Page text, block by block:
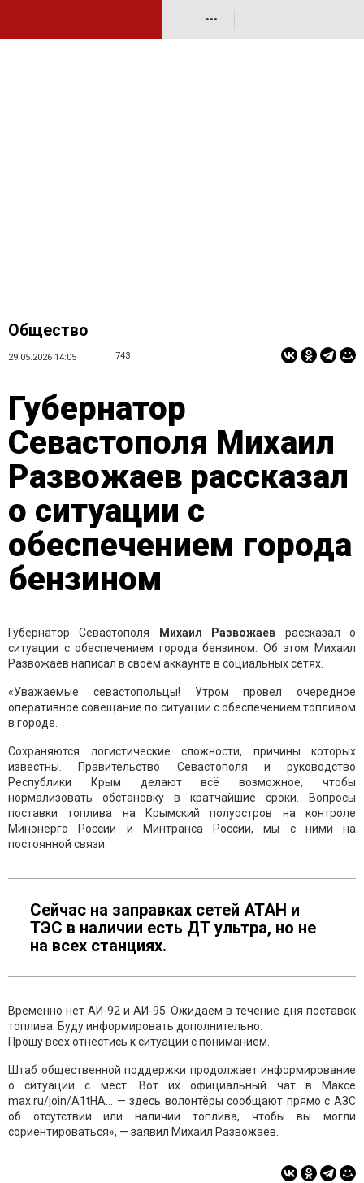
•••
Общество
29.05.2026 14:05 743
Губернатор
Севастополя Михаил
Развожаев рассказал
о ситуации с
обеспечением города
бензином
Губернатор Севастополя Михаил Развожаев рассказал о
ситуации с обеспечением города бензином. Об этом Михаил
Развожаев написал в своем аккаунте в социальных сетях.
«Уважаемые севастопольцы! Утром провел очередное
оперативное совещание по ситуации с обеспечением топливом
в городе.
Сохраняются логистические сложности, причины которых
известны. Правительство Севастополя и руководство
Республики Крым делают всё возможное, чтобы
нормализовать обстановку в кратчайшие сроки. Вопросы
поставки топлива на Крымский полуостров на контроле
Минэнерго России и Минтранса России, мы с ними на
постоянной связи.
Сейчас на заправках сетей АТАН и
ТЭС в наличии есть ДТ ультра, но не
на всех станциях.
Временно нет АИ-92 и АИ-95. Ожидаем в течение дня поставок
топлива. Буду информировать дополнительно.
Прошу всех отнестись к ситуации с пониманием.
Штаб общественной поддержки продолжает информирование
о ситуации с мест. Вот их официальный чат в Максе
max.ru/join/A1tHA... — здесь волонтёры сообщают прямо с АЗС
об отсутствии или наличии топлива, чтобы вы могли
сориентироваться», — заявил Михаил Развожаев.